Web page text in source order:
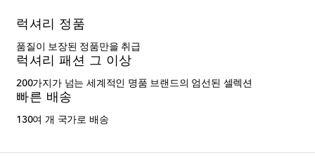
럭셔리 정품
품질이 보장된 정품만을 취급
럭셔리 패션 그 이상
200가지가 넘는 세계적인 명품 브랜드의 엄선된 셀렉션
빠른 배송
130여 개 국가로 배송